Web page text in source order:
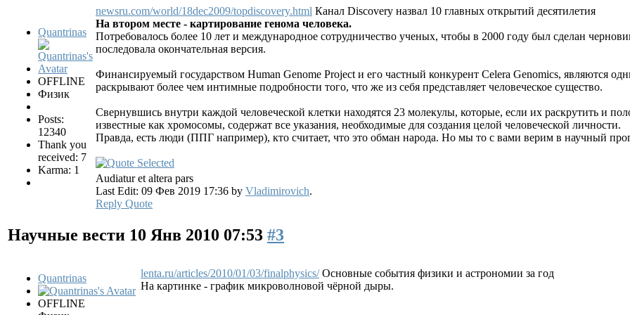
Quantrinas
OFFLINE
Физик
Posts:
12340
Thank you
received: 7
Karma: 1
newsru.com/world/18dec2009/topdiscovery.html Канал Discovery назвал 10 главных открытий десятилетия
На втором месте - картирование генома человека.
Потребовалось более 10 лет и международное сотрудничество ученых, чтобы в 2000 году был сделан
последовала окончательная версия.
Финансируемый государством Human Genome Project и его частный конкурент Celera Genomics, являются
раскрывают более чем интимные подробности того, что же из себя представляет человеческое существо.
Свернувшись внутри каждой человеческой клетки находятся 23 молекулы, которые, если их раскрутить и
известные как хромосомы, содержат все указания, необходимые для создания целой человеческой личности.
Правда, есть люди (ППГ например), кто считает, что это обман народа. Но мы то с вами верим в научный
Audiatur et altera pars
Last Edit: 09 Фев 2019 17:36 by Vladimirovich.
Reply Quote
Научные вести 10 Янв 2010 07:53 #3
Quantrinas
OFFLINE
lenta.ru/articles/2010/01/03/finalphysics/Основные события физики и астрономии за год
На картинке - график микроволновой чёрной дыры.